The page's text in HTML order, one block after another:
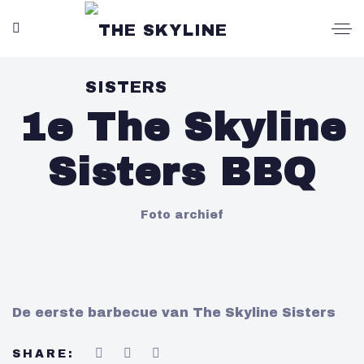
1e The Skyline
Sisters BBQ
Foto archief
De eerste barbecue van The Skyline Sisters
SHARE: